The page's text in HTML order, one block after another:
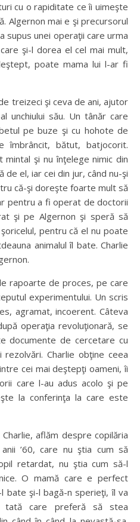
cu o rapiditate ce îi uimeşte
Algernon mai e şi precursorul
supus unei operaţii care urma
şi-l dorea el cel mai mult,
poate mama lui l-ar fi
treizeci şi ceva de ani, ajutor
unchiului său. Un tânăr care
pe buze şi cu hohote de
îmbrâncit, bătut, batjocorit.
şi nu înţelege nimic din
de el, iar cei din jur, când nu-şi
că-şi doreşte foarte mult să
pentru a fi operat de doctorii
şi pe Algernon şi speră să
pentru că el nu poate
animalul îl bate. Charlie
rapoarte de proces, pe care
experimentului. Un scris
agramat, incoerent. Câteva
operaţia revoluţionară, se
documente de cercetare cu
Charlie obţine ceea
cei mai deştepţi oameni, îi
care l-au adus acolo şi pe
la conferinţa la care este
aflăm despre copilăria
’60, care nu ştia cum să
retardat, nu ştia cum să-l
O mamă care e perfect
bate şi-l bagă-n sperieţi, îl va
tată care preferă să stea